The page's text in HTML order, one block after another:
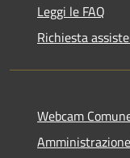
Leggi le FAQ
Richiesta
Webcam